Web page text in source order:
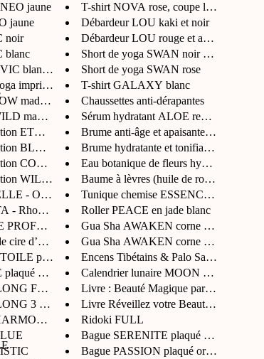
shirts
jaune
jaune
noir
blanc
blanche...
imprimée U...
made in Ma...
made in M...
ETNIK ma...
BLUE JEA...
COW made...
WILD mad...
- Oeil du ti...
- Rhodochrosite
PROFONDE Citrin...
cire d’ab...
plaqué or 2...
or 24 car...
FLEUR DE VIE
3 GROS ROND
T-shirt NOVA rose, coupe longu...
Débardeur LOU kaki et noir
Débardeur LOU rouge et argenté...
Short de yoga SWAN noir et dor...
Short de yoga SWAN rose
T-shirt GALAXY blanc
Chaussettes anti-dérapantes
Sérum hydratant ALOE repulplan...
Brume anti-âge et apaisante RO...
Brume hydratante et tonifiante...
Eau botanique de fleurs hydrat...
Baume à lèvres (huile de rosie...
Tunique chemise ESSENCE - Born...
Roller PEACE en jade blanc
Gua Sha AWAKEN corne à dents e...
Gua Sha AWAKEN corne à dents e...
Encens Tibétains & Palo Santo
Calendrier lunaire MOON 2025
Livre : Beauté Magique par May...
Livre Réveillez votre Beauté E...
Ridoki FULL
Bague SERENITE plaqué or 24 ca...
Bague PASSION plaqué or 24 car...